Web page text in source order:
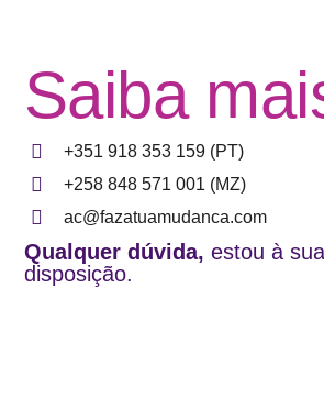
Saiba
+351 918 353 159 (PT)
+258 848 571 001 (MZ)
ac@fazatuamudanca.com
Qualquer dúvida, estou à sua
disposição.